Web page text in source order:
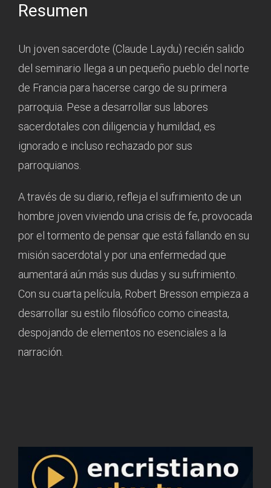
Resumen
Un joven sacerdote (Claude Laydu) recién salido
del seminario llega a un pequeño pueblo del norte
de Francia para hacerse cargo de su primera
parroquia. Pese a desarrollar sus labores
sacerdotales con diligencia y humildad, es
ignorado e incluso rechazado por sus
parroquianos.
A través de su diario, refleja el sufrimiento de un
hombre joven viviendo una crisis de fe, provocada
por el tormento de pensar que está fallando en su
misión sacerdotal y por una enfermedad que
aumentará aún más sus dudas y su sufrimiento.
Con su cuarta película, Robert Bresson empieza a
desarrollar su estilo filosófico como cineasta,
despojando de elementos no esenciales a la
narración.